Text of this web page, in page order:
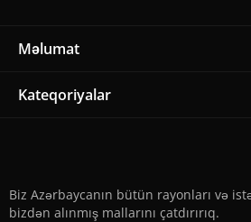
Məlumat
Kateqoriyalar
Biz Azərbaycanın bütün rayonları və
bizdən alınmış mallarını çatdırırıq.